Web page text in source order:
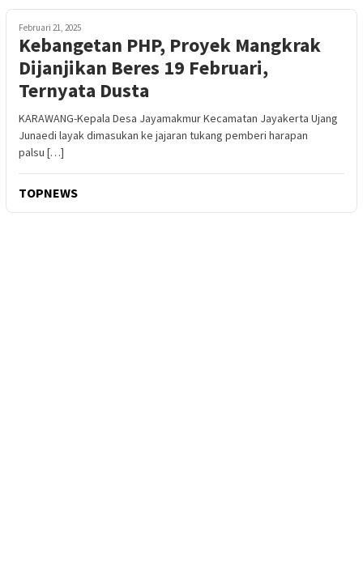
Februari 21, 2025
Kebangetan PHP, Proyek Mangkrak
Dijanjikan Beres 19 Februari,
Ternyata Dusta
KARAWANG-Kepala Desa Jayamakmur Kecamatan Jayakerta Ujang
Junaedi layak dimasukan ke jajaran tukang pemberi harapan
palsu […]
TOPNEWS